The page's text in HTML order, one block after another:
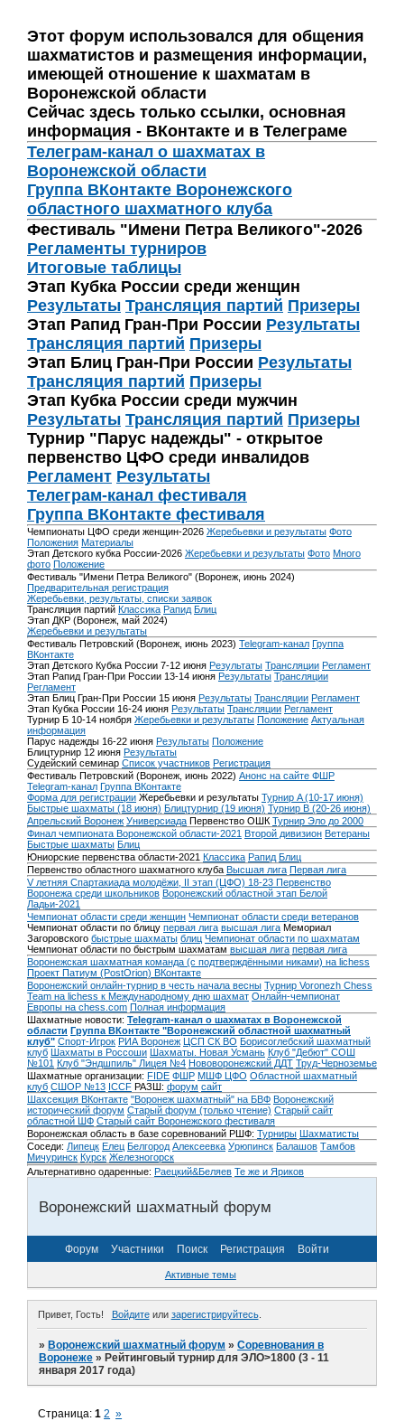
Этот форум использовался для общения
шахматистов и размещения информации,
имеющей отношение к шахматам в
Воронежской области
Сейчас здесь только ссылки, основная
информация - ВКонтакте и в Телеграме
Телеграм-канал о шахматах в
Воронежской области
Группа ВКонтакте Воронежского
областного шахматного клуба
Фестиваль "Имени Петра Великого"-2026
Регламенты турниров
Итоговые таблицы
Этап Кубка России среди женщин
Результаты Трансляция партий Призеры
Этап Рапид Гран-При России Результаты
Трансляция партий Призеры
Этап Блиц Гран-При России Результаты
Трансляция партий Призеры
Этап Кубка России среди мужчин
Результаты Трансляция партий Призеры
Турнир "Парус надежды" - открытое
первенство ЦФО среди инвалидов
Регламент Результаты
Телеграм-канал фестиваля
Группа ВКонтакте фестиваля
Чемпионаты ЦФО среди женщин-2026 Жеребьевки и результаты Фото
Положения Материалы
Этап Детского кубка России-2026 Жеребьевки и результаты Фото Много
фото Положение
Фестиваль "Имени Петра Великого" (Воронеж, июнь 2024)
Предварительная регистрация
Жеребьевки, результаты, списки заявок
Трансляция партий Классика Рапид Блиц
Этап ДКР (Воронеж, май 2024)
Жеребьевки и результаты
Фестиваль Петровский (Воронеж, июнь 2023) Telegram-канал Группа
ВКонтакте
Этап Детского Кубка России 7-12 июня Результаты Трансляции Регламент
Этап Рапид Гран-При России 13-14 июня Результаты Трансляции
Регламент
Этап Блиц Гран-При России 15 июня Результаты Трансляции Регламент
Этап Кубка России 16-24 июня Результаты Трансляции Регламент
Турнир Б 10-14 ноября Жеребьевки и результаты Положение Актуальная
информация
Парус надежды 16-22 июня Результаты Положение
Блицтурнир 12 июня Результаты
Судейский семинар Список участников Регистрация
Фестиваль Петровский (Воронеж, июнь 2022) Анонс на сайте ФШР
Telegram-канал Группа ВКонтакте
Форма для регистрации Жеребьевки и результаты Турнир A (10-17 июня)
Быстрые шахматы (18 июня) Блицтурнир (19 июня) Турнир B (20-26 июня)
Апрельский Воронеж Универсиада Первенство ОШК Турнир Эло до 2000
Финал чемпионата Воронежской области-2021 Второй дивизион Ветераны
Быстрые шахматы Блиц
Юниорские первенства области-2021 Классика Рапид Блиц
Первенство областного шахматного клуба Высшая лига Первая лига
V летняя Спартакиада молодёжи, II этап (ЦФО) 18-23 Первенство
Воронежа среди школьников Воронежский областной этап Белой
Ладьи-2021
Чемпионат области среди женщин Чемпионат области среди ветеранов
Чемпионат области по блицу первая лига высшая лига Мемориал
Загоровского быстрые шахматы блиц Чемпионат области по шахматам
Чемпионат области по быстрым шахматам высшая лига первая лига
Воронежская шахматная команда (с подтверждёнными никами) на lichess
Проект Патиум (PostOrion) ВКонтакте
Воронежский онлайн-турнир в честь начала весны Турнир Voronezh Chess
Team на lichess к Международному дню шахмат Онлайн-чемпионат
Европы на chess.com Полная информация
Шахматные новости: Telegram-канал о шахматах в Воронежской
области Группа ВКонтакте "Воронежский областной шахматный
клуб" Спорт-Игрок РИА Воронеж ЦСП СК ВО Борисоглебский шахматный
клуб Шахматы в Россоши Шахматы. Новая Усмань Клуб "Дебют" СОШ
№101 Клуб "Эндшпиль" Лицея №4 Нововоронежский ДДТ Труд-Черноземье
Шахматные организации: FIDE ФШР МШФ ЦФО Областной шахматный
клуб СШОР №13 ICCF РАЗШ: форум сайт
Шахсекция ВКонтакте "Воронеж шахматный" на БВФ Воронежский
исторический форум Cтарый форум (только чтение) Старый сайт
областной ШФ Старый сайт Воронежского фестиваля
Воронежская область в базе соревнований РШФ: Турниры Шахматисты
Соседи: Липецк Елец Белгород Алексеевка Урюпинск Балашов Тамбов
Мичуринск Курск Железногорск
Альтернативно одаренные: Раецкий&Беляев Те же и Яриков
Воронежский шахматный форум
Форум Участники Поиск Регистрация Войти
Активные темы
Привет, Гость! Войдитеили зарегистрируйтесь.
»Воронежский шахматный форум »Соревнования в
Воронеже »Рейтинговый турнир для ЭЛО>1800 (3 - 11
января 2017 года)
Страница:1 2 »